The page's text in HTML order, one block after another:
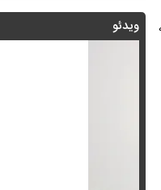
ویدئو